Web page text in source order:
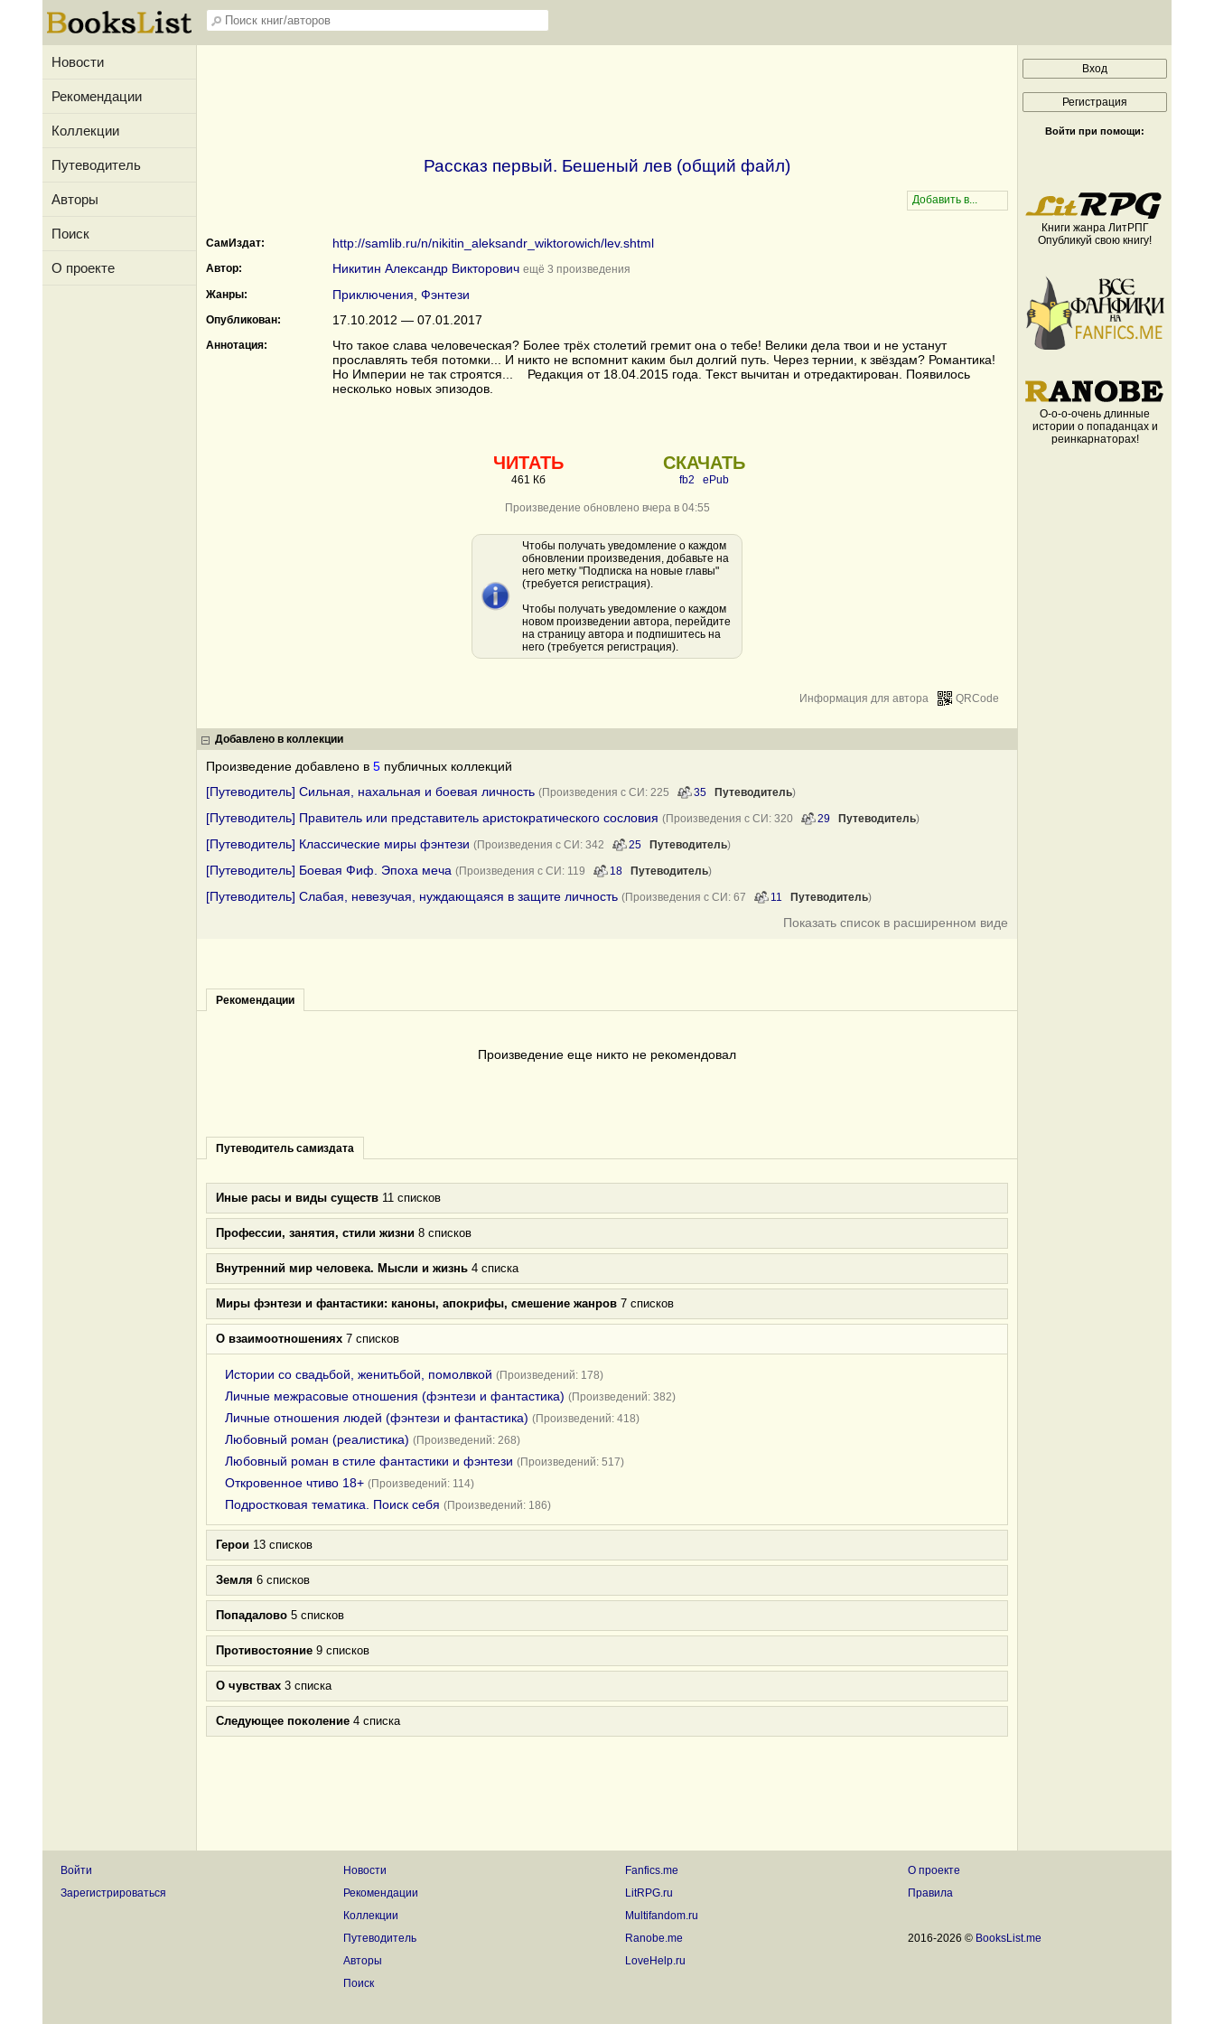
Новости
Рекомендации
Коллекции
Путеводитель
Авторы
Поиск
О проекте
Рассказ первый. Бешеный лев (общий файл)
СамИздат: http://samlib.ru/n/nikitin_aleksandr_wiktorowich/lev.shtml
Автор: Никитин Александр Викторович ещё 3 произведения
Жанры:
Приключения Фэнтези
Опубликован: 17.10.2012 — 07.01.2017
Аннотация:
Что такое слава человеческая? Более трёх столетий гремит она о тебе! Велики дела твои и не устанут
прославлять тебя потомки... И никто не вспомнит каким был долгий путь. Через тернии, к звёздам? Романтика!
Но Империи не так строятся... Редакция от 18.04.2015 года. Текст вычитан и отредактирован. Появилось
несколько новых эпизодов.
ЧИТАТЬ
461 Кб
СКАЧАТЬ
fb2 ePub
Произведение обновлено вчера в 04:55
Чтобы получать уведомление о каждом
обновлении произведения, добавьте на
него метку "Подписка на новые главы"
(требуется регистрация).
Чтобы получать уведомление о каждом
новом произведении автора, перейдите
на страницу автора и подпишитесь на
него (требуется регистрация).
QRCode
Информация для автора
Добавлено в коллекции
Произведение добавлено в 5 публичных коллекций
[Путеводитель] Сильная, нахальная и боевая личность (Произведения с СИ: 225 35 Путеводитель)
[Путеводитель] Правитель или представитель аристократического сословия (Произведения с СИ: 320 29 Путеводитель)
[Путеводитель] Классические миры фэнтези (Произведения с СИ: 342 25 Путеводитель)
[Путеводитель] Боевая Фиф. Эпоха меча (Произведения с СИ: 119 18 Путеводитель)
[Путеводитель] Слабая, невезучая, нуждающаяся в защите личность (Произведения с СИ: 67 11 Путеводитель)
Показать список в расширенном виде
Рекомендации
Произведение еще никто не рекомендовал
Путеводитель самиздата
Иные расы и виды существ 11 списков
Профессии, занятия, стили жизни 8 списков
Внутренний мир человека. Мысли и жизнь 4 списка
Миры фэнтези и фантастики: каноны, апокрифы, смешение жанров 7 списков
О взаимоотношениях 7 списков
Истории со свадьбой, женитьбой, помолвкой (Произведений: 178)
Личные межрасовые отношения (фэнтези и фантастика) (Произведений: 382)
Личные отношения людей (фэнтези и фантастика) (Произведений: 418)
Любовный роман (реалистика) (Произведений: 268)
Любовный роман в стиле фантастики и фэнтези (Произведений: 517)
Откровенное чтиво 18+ (Произведений: 114)
Подростковая тематика. Поиск себя (Произведений: 186)
Герои 13 списков
Земля 6 списков
Попадалово 5 списков
Противостояние 9 списков
О чувствах 3 списка
Следующее поколение 4 списка
Войти при помощи:
Книги жанра ЛитРПГ
Опубликуй свою книгу!
О-о-о-очень длинные
истории о попаданцах и
реинкарнаторах!
Войти
Зарегистрироваться
Новости
Рекомендации
Коллекции
Путеводитель
Авторы
Поиск
Fanfics.me
LitRPG.ru
Multifandom.ru
Ranobe.me
LoveHelp.ru
О проекте
Правила
2016-2026 © BooksList.me